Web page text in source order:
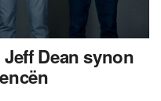
Dean synon